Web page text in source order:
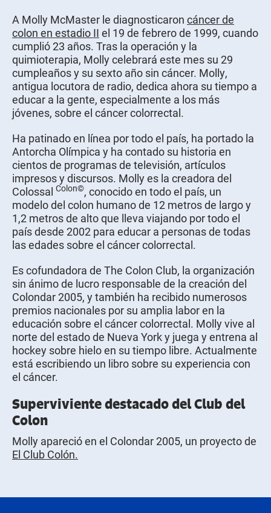
A Molly McMaster le diagnosticaron cáncer de
colon en estadio II el 19 de febrero de 1999, cuando
cumplió 23 años. Tras la operación y la
quimioterapia, Molly celebrará este mes su 29
cumpleaños y su sexto año sin cáncer. Molly,
antigua locutora de radio, dedica ahora su tiempo a
educar a la gente, especialmente a los más
jóvenes, sobre el cáncer colorrectal.
Ha patinado en línea por todo el país, ha portado la
Antorcha Olímpica y ha contado su historia en
cientos de programas de televisión, artículos
impresos y discursos. Molly es la creadora del
Colossal Colon©, conocido en todo el país, un
modelo del colon humano de 12 metros de largo y
1,2 metros de alto que lleva viajando por todo el
país desde 2002 para educar a personas de todas
las edades sobre el cáncer colorrectal.
Es cofundadora de The Colon Club, la organización
sin ánimo de lucro responsable de la creación del
Colondar 2005, y también ha recibido numerosos
premios nacionales por su amplia labor en la
educación sobre el cáncer colorrectal. Molly vive al
norte del estado de Nueva York y juega y entrena al
hockey sobre hielo en su tiempo libre. Actualmente
está escribiendo un libro sobre su experiencia con
el cáncer.
Superviviente destacado del Club del
Colon
Molly apareció en el Colondar 2005, un proyecto de
El Club Colón.